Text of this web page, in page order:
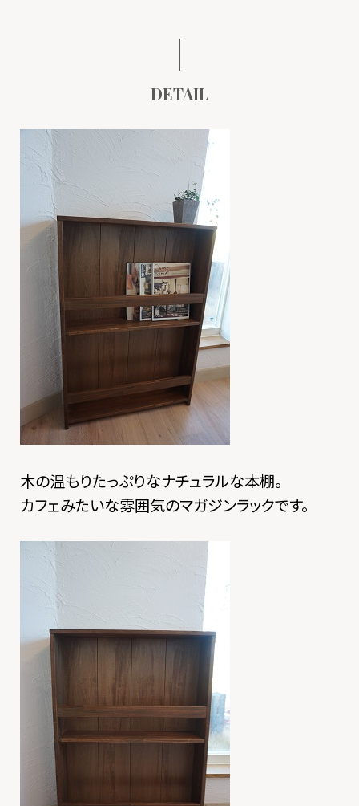
DETAIL
木の温もりたっぷりなナチュラルな本棚。
カフェみたいな雰囲気のマガジンラックです。